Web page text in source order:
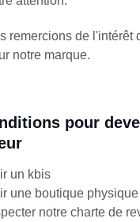
remercions de l'intérêt
notre marque.
pour
un kbis
une boutique
notre charte de